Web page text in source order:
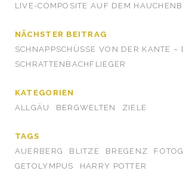
LIVE-COMPOSITE AUF DEM
NÄCHSTER BEITRAG
SCHNAPPSCHÜSSE VON DER KANTE –
SCHRATTENBACHFLIEGER
KATEGORIEN
ALLGÄU
BERGWELTEN ZIELE
TAGS
AUERBERG
BLITZE BREGENZ
GETOLYMPUS
HARRY POTTER